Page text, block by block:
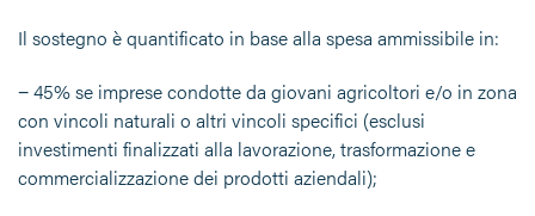
Il sostegno è quantificato in base alla spesa ammissibile in:
− 45% se imprese condotte da giovani agricoltori e/o in zona
con vincoli naturali o altri vincoli specifici (esclusi
investimenti finalizzati alla lavorazione, trasformazione e
commercializzazione dei prodotti aziendali);